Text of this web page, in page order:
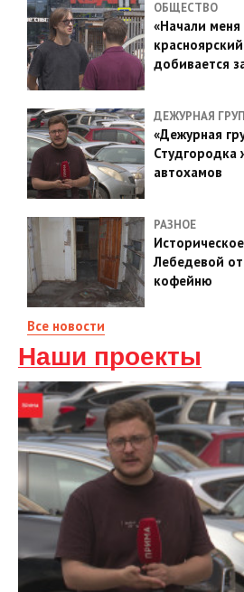
ОБЩЕСТВО
«Начали меня
добивается
ДЕЖУРНАЯ
«Дежурная
Студгородка
автохамов
РАЗНОЕ
Лебедевой
кофейню
Все новости
Наши проекты